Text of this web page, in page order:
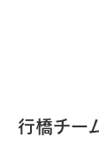
行橋チー